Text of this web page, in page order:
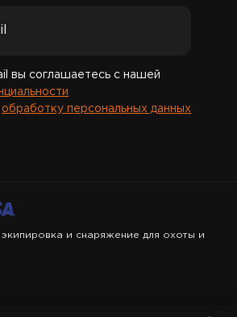
вы соглашаетесь с нашей
обработку персональных данных
и снаряжение для охоты и